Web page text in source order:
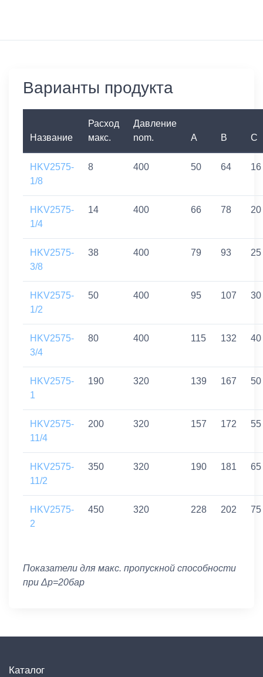
Варианты продукта
Название
Расход
макс.
Давление
nom.
A B C
HKV2575-
1/8
8 400 50 64 16
HKV2575-
1/4
14 400 66 78 20
HKV2575-
3/8
38 400 79 93 25
HKV2575-
1/2
50 400 95 107 30
HKV2575-
3/4
80 400 115 132 40
HKV2575-
1
190 320 139 167 50
HKV2575-
11/4
200 320 157 172 55
HKV2575-
11/2
350 320 190 181 65
HKV2575-
2
450 320 228 202 75
Показатели для макс. пропускной способности
при Δp=20бар
Каталог